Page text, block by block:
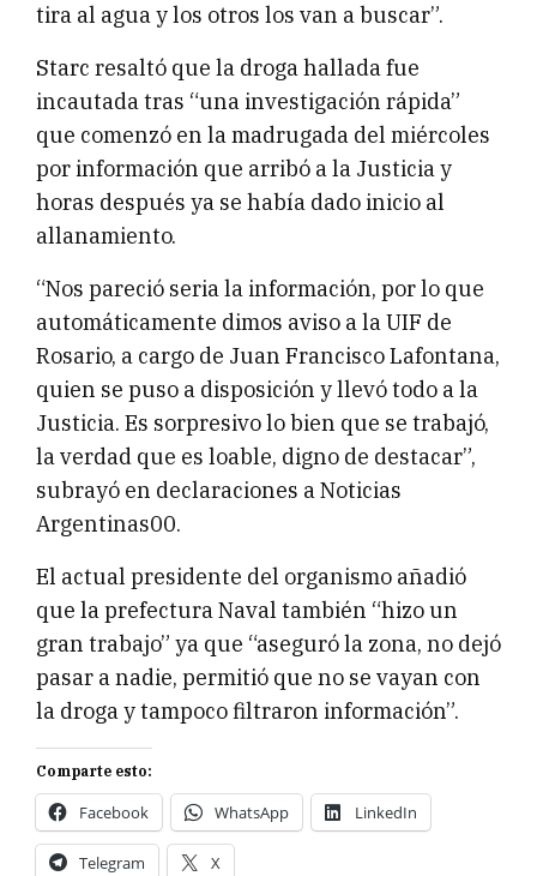
tira al agua y los otros los van a buscar”.
Starc resaltó que la droga hallada fue
incautada tras “una investigación rápida”
que comenzó en la madrugada del miércoles
por información que arribó a la Justicia y
horas después ya se había dado inicio al
allanamiento.
“Nos pareció seria la información, por lo que
automáticamente dimos aviso a la UIF de
Rosario, a cargo de Juan Francisco Lafontana,
quien se puso a disposición y llevó todo a la
Justicia. Es sorpresivo lo bien que se trabajó,
la verdad que es loable, digno de destacar”,
subrayó en declaraciones a Noticias
Argentinas00.
El actual presidente del organismo añadió
que la prefectura Naval también “hizo un
gran trabajo” ya que “aseguró la zona, no dejó
pasar a nadie, permitió que no se vayan con
la droga y tampoco filtraron información”.
Comparte esto:
Facebook WhatsApp LinkedIn
Telegram X